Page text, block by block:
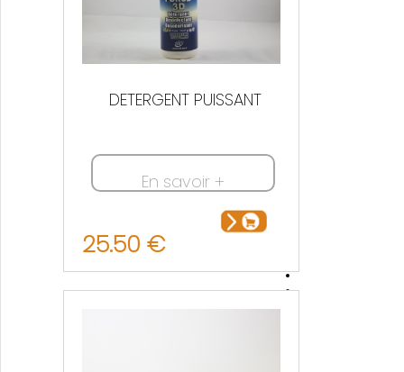
DETERGENT PUISSANT
En savoir +
25.50 €